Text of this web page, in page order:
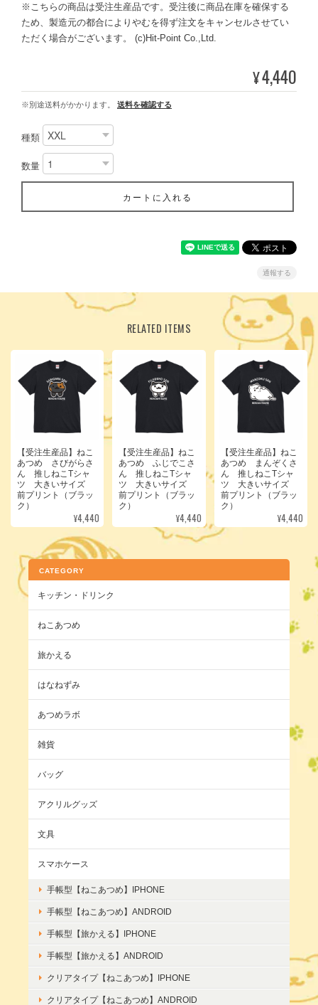
※こちらの商品は受注生産品です。受注後に商品在庫を確保する
ため、製造元の都合によりやむを得ず注文をキャンセルさせてい
ただく場合がございます。 (c)Hit-Point Co.,Ltd.
¥4,440
※別途送料がかかります。 送料を確認する
種類
数量
カートに入れる
通報する
RELATED ITEMS
【受注生産品】ねこ
あつめ さびがらさ
ん 推しねこTシャ
ツ 大きいサイズ
前プリント（ブラッ
ク）
¥4,440
【受注生産品】ねこ
あつめ ふじでこさ
ん 推しねこTシャ
ツ 大きいサイズ
前プリント（ブラッ
ク）
¥4,440
【受注生産品】ねこ
あつめ まんぞくさ
ん 推しねこTシャ
ツ 大きいサイズ
前プリント（ブラッ
ク）
¥4,440
CATEGORY
キッチン・ドリンク
ねこあつめ
旅かえる
はなねずみ
あつめラボ
雑貨
バッグ
アクリルグッズ
文具
スマホケース
手帳型【ねこあつめ】IPHONE
手帳型【ねこあつめ】ANDROID
手帳型【旅かえる】IPHONE
手帳型【旅かえる】ANDROID
クリアタイプ【ねこあつめ】IPHONE
クリアタイプ【ねこあつめ】ANDROID